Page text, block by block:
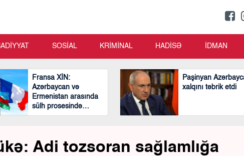
SOSİAL KRİMİNAL HADİSƏ İDMAN
Fransa XİN:
Azərbaycan və
Ermənistan arasında
sülh prosesində
mühüm və cəsarətli
Paşinyan
xalqını təbrik etdi
Adi tozsoran sağlamlığa